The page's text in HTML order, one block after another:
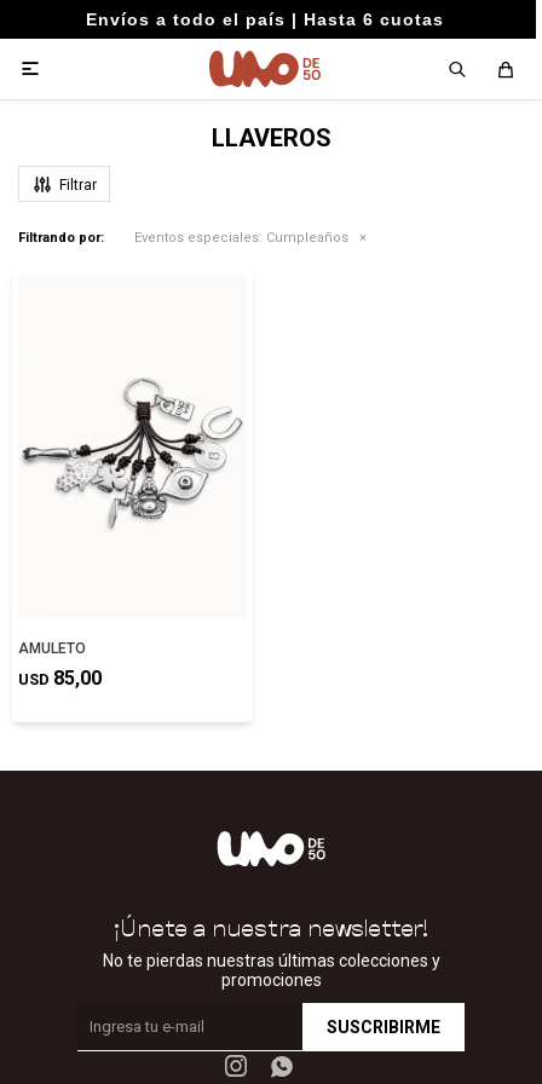
Envíos a todo el país | Hasta 6 cuotas

LLAVEROS
Filtrando por: Eventos especiales: Cumpleaños
AMULETO
USD 85,00
¡Únete a nuestra newsletter!
No te pierdas nuestras últimas colecciones y
promociones
SUSCRIBIRME
 